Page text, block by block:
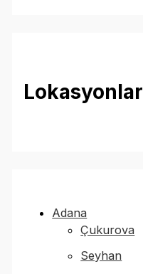
Lokasyonlar
Adana
Çukurova
Seyhan